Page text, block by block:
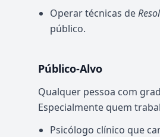
Operar técnicas de
público.
Público-Alvo
Qualquer pessoa com
Especialmente quem
Psicólogo clínico que